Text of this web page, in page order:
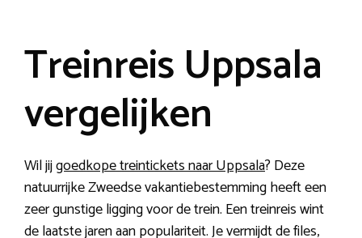
Treinreis Uppsala
vergelijken
Wil jijgoedkope treintickets naar Uppsala? Deze
natuurrijke Zweedse vakantiebestemming heeft een
zeer gunstige ligging voor de trein. Een treinreis wint
de laatste jaren aan populariteit. Je vermijdt de files,